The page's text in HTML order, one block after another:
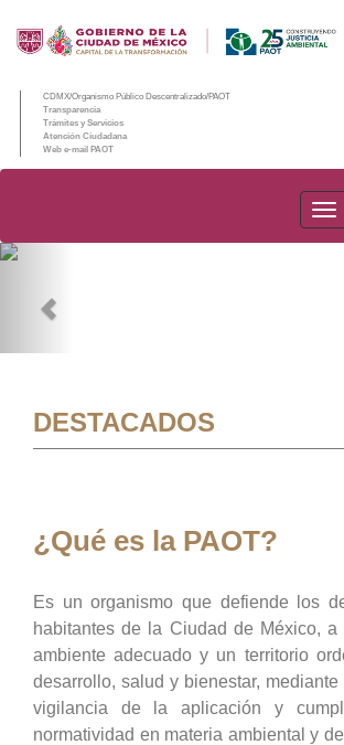
CDMX/Organismo Público Descentralizado/PAOT
Transparencia
Trámites y Servicios
Atención Ciudadana
Web e-mail PAOT
DESTACADOS
¿Qué es la PAOT?
Es un organismo que defiende los
habitantes de la Ciudad de México, a
ambiente adecuado y un territorio
desarrollo, salud y bienestar,
vigilancia de la aplicación y
normatividad en materia ambiental y